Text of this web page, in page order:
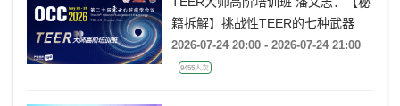
籍拆解】挑战性TEER的七种武器
2026-07-24 20:00 - 2026-07-24 21:00
9455人次